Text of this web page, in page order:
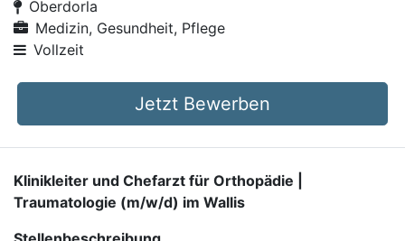
Oberdorla
Medizin, Gesundheit, Pflege
Vollzeit
Jetzt Bewerben
Klinikleiter und Chefarzt für Orthopädie |
Traumatologie (m/w/d) im Wallis